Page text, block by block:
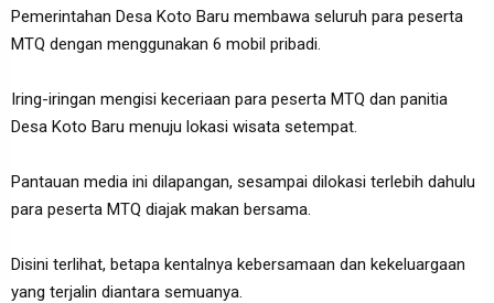
Pemerintahan Desa Koto Baru membawa seluruh para peserta
MTQ dengan menggunakan 6 mobil pribadi.
Iring-iringan mengisi keceriaan para peserta MTQ dan panitia
Desa Koto Baru menuju lokasi wisata setempat.
Pantauan media ini dilapangan, sesampai dilokasi terlebih dahulu
para peserta MTQ diajak makan bersama.
Disini terlihat, betapa kentalnya kebersamaan dan kekeluargaan
yang terjalin diantara semuanya.